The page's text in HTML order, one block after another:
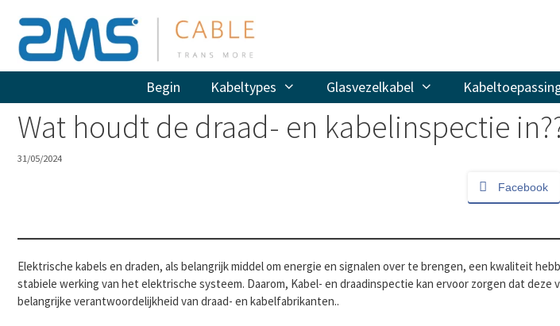
naar
artikel
Begin Kabeltypes Glasvezelkabel
Wat houdt de draad- en kabelinspectie
31/05/2024
Facebook
Elektrische kabels en draden, als belangrijk middel om energie en signalen over te brengen, een kwaliteit
stabiele werking van het elektrische systeem. Daarom, Kabel- en draadinspectie kan ervoor zorgen dat deze
belangrijke verantwoordelijkheid van draad- en kabelfabrikanten..